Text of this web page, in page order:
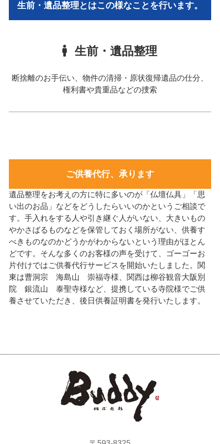
生前・遺品整理とはこの様なことを行います。
生前・遺品整理
断捨離のお手伝い、物件の清掃・原状復帰遺品の仕分、
権利書や貴重品などの捜索
ご供養代行、承ります
遺品整理をお考えの方に特に多いのが「仏壇仏具」「思
い出のお品」などをどうしたらいいのかというご相談で
す。手入れをする人や引き継ぐ人がいない、大きいもの
やかさばるものなどを保管しておく場所がない、供養す
べきものなのかどうかがわからないという理由がほとん
どです。そんな多くのお客様の声を受けて、ゴーゴーお
片付けではご供養代行サービスを開始いたしました。関
東は曹洞宗 海島山 崇福寺様、関西は柳谷観音大阪別
院 銀流山 泰聖寺様など、提携している寺院様でご供
養させていただき、後日供養証明書を発行いたします。